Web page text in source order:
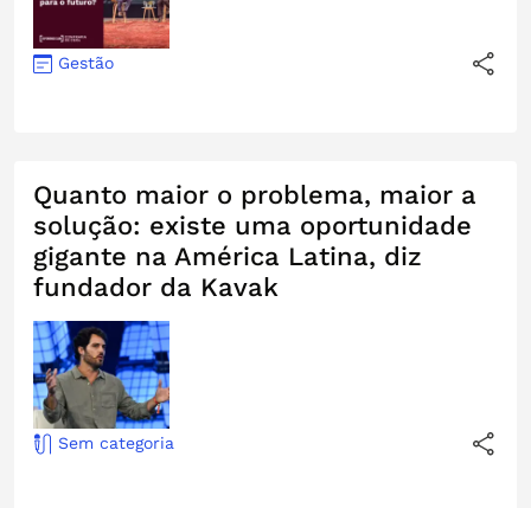
Gestão
Quanto maior o problema, maior a
solução: existe uma oportunidade
gigante na América Latina, diz
fundador da Kavak
Sem categoria